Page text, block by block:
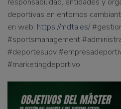
deportivas en entornos
en web: https://mdta.es/
#sportsmanagement
#deportesupv
#marketingdeportivo